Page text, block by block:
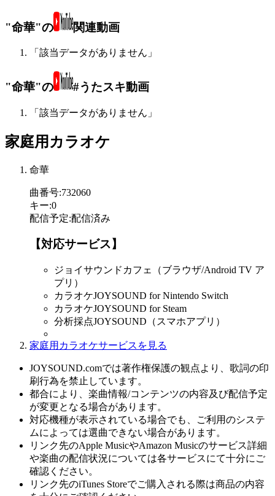
"命華"の 関連動画
「該当データがありません」
"命華"の #うたスキ動画
「該当データがありません」
家庭用カラオケ
命華
曲番号:732060
キー:0
配信予定:配信済み
【対応サービス】
ジョイサウンドカフェ（ブラウザ/Android TV ア
プリ）
カラオケJOYSOUND for Nintendo Switch
カラオケJOYSOUND for Steam
分析採点JOYSOUND（スマホアプリ）
家庭用カラオケサービスを見る
JOYSOUND.comでは著作権保護の観点より、歌詞の印
刷行為を禁止しています。
都合により、楽曲情報/コンテンツの内容及び配信予定
が変更となる場合があります。
対応機種が表示されている場合でも、ご利用のシステ
ムによっては選曲できない場合があります。
リンク先のApple MusicやAmazon Musicのサービス詳細
や楽曲の配信状況については各サービスにて十分にご
確認ください。
リンク先のiTunes Storeでご購入される際は商品の内容